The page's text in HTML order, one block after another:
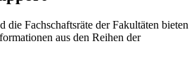
Fachschaftsräte der Fakultäten bieten
aus den Reihen der